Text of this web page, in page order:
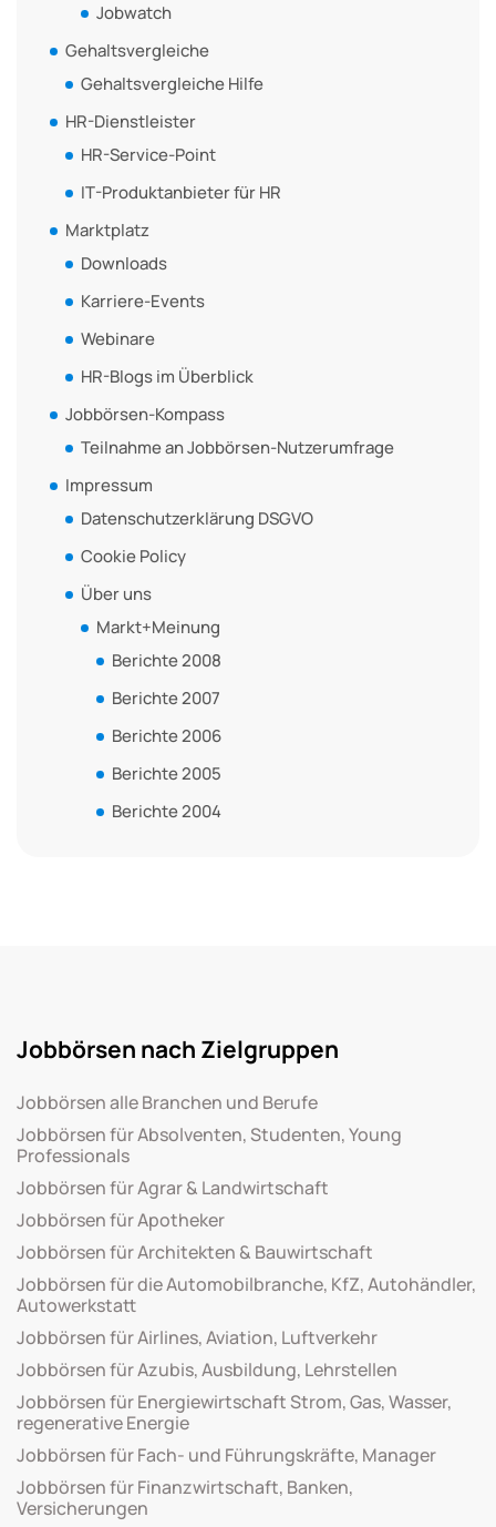
Jobwatch
Gehaltsvergleiche
Gehaltsvergleiche Hilfe
HR-Dienstleister
HR-Service-Point
IT-Produktanbieter für HR
Marktplatz
Downloads
Karriere-Events
Webinare
HR-Blogs im Überblick
Jobbörsen-Kompass
Teilnahme an Jobbörsen-Nutzerumfrage
Impressum
Datenschutzerklärung DSGVO
Cookie Policy
Über uns
Markt+Meinung
Berichte 2008
Berichte 2007
Berichte 2006
Berichte 2005
Berichte 2004
Jobbörsen nach Zielgruppen
Jobbörsen alle Branchen und Berufe
Jobbörsen für Absolventen, Studenten, Young
Professionals
Jobbörsen für Agrar & Landwirtschaft
Jobbörsen für Apotheker
Jobbörsen für Architekten & Bauwirtschaft
Jobbörsen für die Automobilbranche, KfZ, Autohändler,
Autowerkstatt
Jobbörsen für Airlines, Aviation, Luftverkehr
Jobbörsen für Azubis, Ausbildung, Lehrstellen
Jobbörsen für Energiewirtschaft Strom, Gas, Wasser,
regenerative Energie
Jobbörsen für Fach- und Führungskräfte, Manager
Jobbörsen für Finanzwirtschaft, Banken,
Versicherungen